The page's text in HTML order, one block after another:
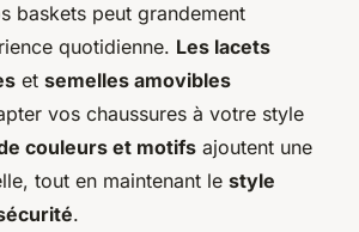
baskets peut grandement
quotidienne. Les lacets
et semelles amovibles
vos chaussures à votre style
couleurs et motifs ajoutent une
tout en maintenant le style
.